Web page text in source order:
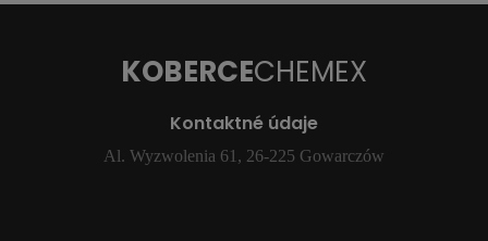
KOBERCECHEMEX
Kontaktné údaje
Al. Wyzwolenia 61, 26-225 Gowarczów